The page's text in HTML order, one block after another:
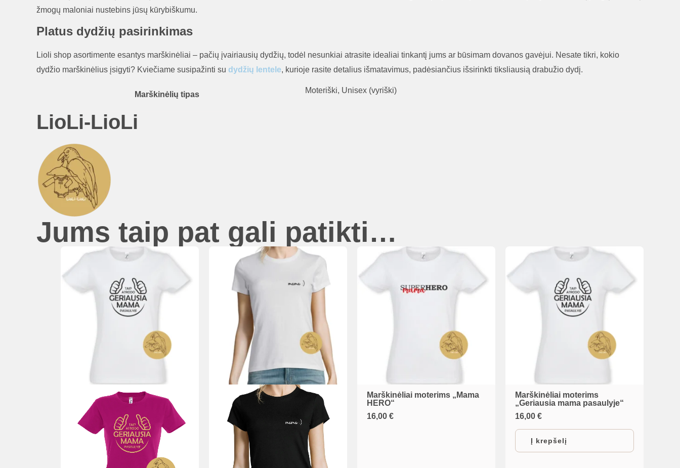
žmogų maloniai nustebins jūsų kūrybiškumu.
Platus dydžių pasirinkimas
Lioli shop asortimente esantys marškinėliai – pačių įvairiausių dydžių, todėl nesunkiai atrasite idealiai tinkantį jums ar būsimam dovanos gavėjui. Nesate tikri, kokio
dydžio marškinėlius įsigyti? Kviečiame susipažinti su dydžių lentele, kurioje rasite detalius išmatavimus, padėsiančius išsirinkti tiksliausią drabužio dydį.
Marškinėlių tipas Moteriški, Unisex (vyriški)
LioLi-LioLi
Jums taip pat gali patikti…
Marškinėliai moterims „Mama
HERO“
16,00€
This
product
Marškinėliai moterims
„Geriausia mama pasaulyje“
16,00€
Į krepšelį